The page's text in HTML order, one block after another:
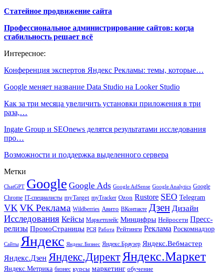
Статейное продвижение сайта
Профессиональное администрирование сайтов: когда
стабильность решает всё
Интересное:
Конференция экспертов Яндекс Рекламы: темы, которые…
Google меняет название Data Studio на Looker Studio
Как за три месяца увеличить установки приложения в три
раза,…
Ingate Group и SEOnews делятся результатами исследования
про…
Возможности и поддержка выделенного сервера
Метки
ChatGPT Google Google Ads Google AdSense Google Analytics Google
Chrome IT-специалисты myTarget myTracker Ozon Rustore SEO Telegram
VK VK Реклама Wildberries Авито ВКонтакте Дзен Дизайн
Исследования Кейсы Маркетплейс Минцифры Нейросети Пресс-
релизы ПромоСтраницы РСЯ Работа Рейтинги Реклама Роскомнадзор
Сайты Яндекс Яндекс.Бизнес Яндекс.Браузер Яндекс.Вебмастер
Яндекс.Дзен Яндекс.ДиректЯндекс.Маркет
Яндекс.Метрика бизнес курсы маркетинг обучение